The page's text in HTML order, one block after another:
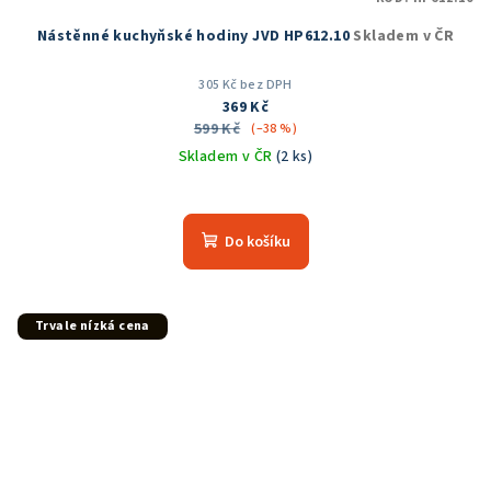
Nástěnné kuchyňské hodiny JVD HP612.10 Skladem v ČR
305 Kč bez DPH
369 Kč
599 Kč (–38 %)
Skladem v ČR (2 ks)
hodnocení
produktu
Do košíku
Trvale nízká cena